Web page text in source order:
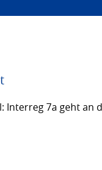
Interreg 7a geht an